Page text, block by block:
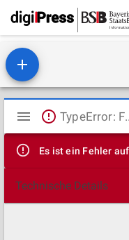
Mirador
Viewer
Es ist ein Fehler
Technische Details